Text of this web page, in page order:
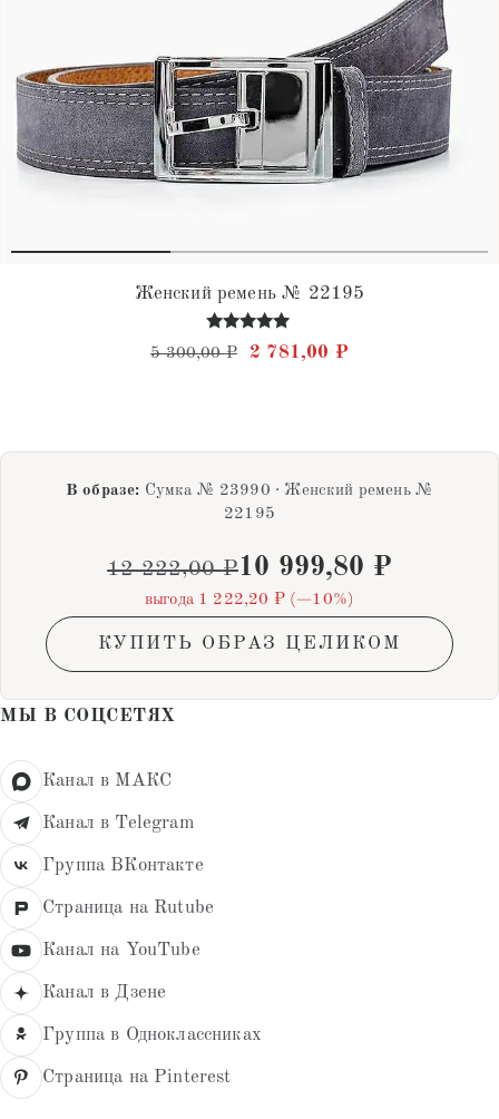
Женский ремень № 22195
Оценка
4.80
5 300,00₽ Первоначальная цена
2 781,00 ₽Текущая цена:
В образе: Сумка № 23990 · Женский ремень №
22195
12 222,00₽10 999,80 ₽
выгода 1 222,20 ₽ (−10%)
КУПИТЬ ОБРАЗ ЦЕЛИКОМ
МЫ В СОЦСЕТЯХ
Канал в МАКС
Канал в Telegram
Группа ВКонтакте
Страница на Rutube
Канал на YouTube
Канал в Дзене
Группа в Одноклассниках
Страница на Pinterest